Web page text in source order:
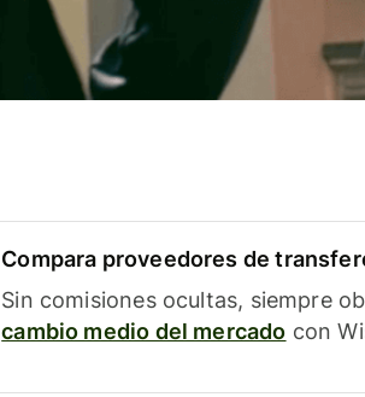
Compara proveedores de
Sin comisiones ocultas, siempre
cambio medio del mercado con